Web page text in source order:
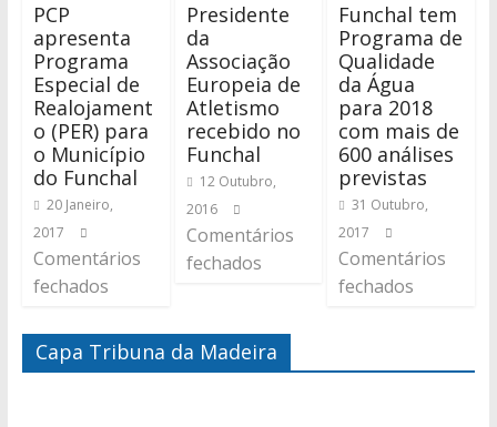
PCP
apresenta
Programa
Especial de
Realojament
o (PER) para
o Município
do Funchal
20 Janeiro,
2017
Comentários
fechados
Presidente
da
Associação
Europeia de
Atletismo
recebido no
Funchal
12 Outubro,
2016
Comentários
fechados
Funchal tem
Programa de
Qualidade
da Água
para 2018
com mais de
600 análises
previstas
31 Outubro,
2017
Comentários
fechados
Capa Tribuna da Madeira